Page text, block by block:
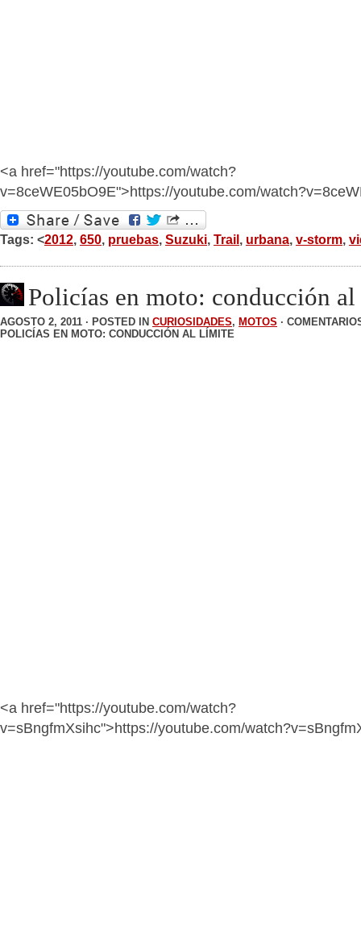
<a href="https://youtube.com/watch?
v=8ceWE05bO9E">https://youtube.com/
Tags: <2012, 650, pruebas, Suzuki, Trail, urbana, v-storm,
Policías en moto: conducción
AGOSTO 2, 2011 · POSTED IN CURIOSIDADES, MOTOS ·
POLICÍAS EN MOTO: CONDUCCIÓN AL LÍMITE
<a href="https://youtube.com/watch?
v=sBngfmXsihc">https://youtube.com/